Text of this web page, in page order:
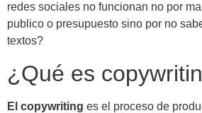
redes sociales no funcionan no por
publico o presupuesto sino por no
textos?
¿Qué es
El copywriting es el proceso de